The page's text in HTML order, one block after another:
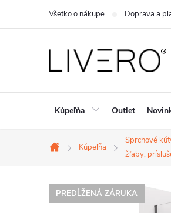
Všetko o nákupe Doprava a
Kúpeľňa Outlet
Domov
Kúpeľňa
Sprchové
žľaby,
PREDĹŽENÁ ZÁRUKA